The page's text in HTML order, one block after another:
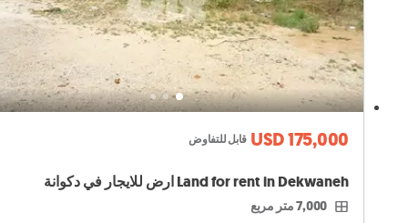
USD 175,000 قابل للتفاوض
Land for rent in Dekwaneh ارض للايجار في دكوانة
7,000 متر مربع